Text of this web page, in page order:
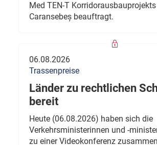
Med TEN-T
Caransebeș beauftragt.
06.08.2026
Trassenpreise
Länder zu rechtlichen
bereit
Heute (06.08.2026) haben sich die
Verkehrsministerinnen und -
zu einer Videokonferenz